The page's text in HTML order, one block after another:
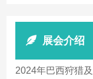
展会介绍
2024年巴西狩猎